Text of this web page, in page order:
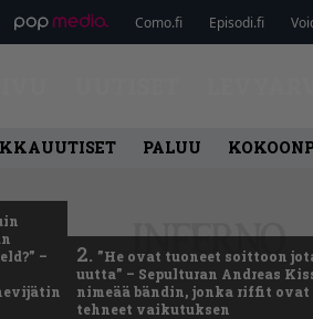
Como.fi Episodi.fi
PALUU
–
2. ”He ovat tuoneet soittoon
uutta” – Sepulturan Andreas
nimeää bändin, jonka riffit ovat
tehneet vaikutuksen